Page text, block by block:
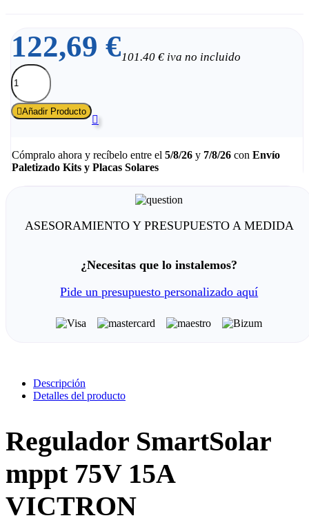
122,69 €101.40 € iva no incluido
Añadir Producto

Cómpralo ahora y recíbelo entre el 5/8/26 y 7/8/26 con Envío
Paletizado Kits y Placas Solares
ASESORAMIENTO Y PRESUPUESTO A MEDIDA
¿Necesitas que lo instalemos?
Pide un presupuesto personalizado aquí
Descripción
Detalles del producto
Regulador SmartSolar
mppt 75V 15A
VICTRON